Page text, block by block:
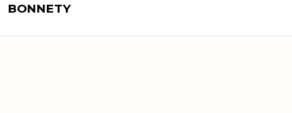
BONNETY